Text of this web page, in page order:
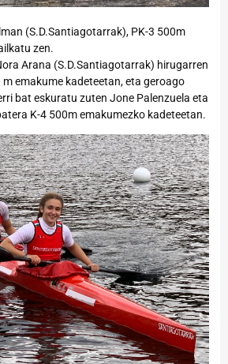
(S.D.Santiagotarrak), PK-3 500m
zen.
Arana (S.D.Santiagotarrak) hirugarren
emakume kadeteetan, eta geroago
bat eskuratu zuten Jone Palenzuela eta
K-4 500m emakumezko kadeteetan.